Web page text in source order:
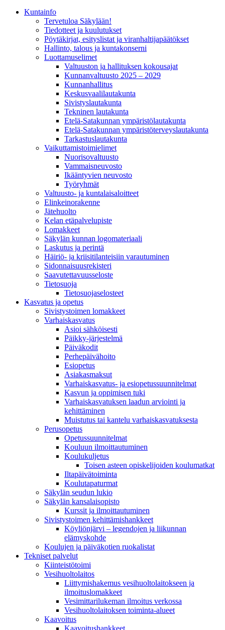
Kunta­info
Tervetuloa Säkylään!
Tiedotteet ja kuulutukset
Pöytäkirjat, esityslistat ja viranhaltijapäätökset
Hallinto, talous ja kuntakonserni
Luottamuselimet
Valtuuston ja hallituksen kokousajat
Kunnanvaltuusto 2025 – 2029
Kunnanhallitus
Keskusvaalilautakunta
Sivistyslautakunta
Tekninen lautakunta
Etelä-Satakunnan ympäristölautakunta
Etelä-Satakunnan ympäristöterveyslautakunta
Tarkastuslautakunta
Vaikuttamistoimielimet
Nuorisovaltuusto
Vammaisneuvosto
Ikääntyvien neuvosto
Työryhmät
Valtuusto- ja kuntalaisaloitteet
Elinkeinorakenne
Jätehuolto
Kelan etäpalvelupiste
Lomakkeet
Säkylän kunnan logomateriaali
Laskutus ja perintä
Häiriö- ja kriisitilanteisiin varautuminen
Sidonnaisuusrekisteri
Saavutettavuusseloste
Tietosuoja
Tietosuojaselosteet
Kasvatus ja opetus
Sivistystoimen lomakkeet
Varhaiskasvatus
Asioi sähköisesti
Päikky-järjestelmä
Päiväkodit
Perhepäivähoito
Esiopetus
Asiakasmaksut
Varhaiskasvatus- ja esiopetussuunnitelmat
Kasvun ja oppimisen tuki
Varhaiskasvatuksen laadun arviointi ja
kehittäminen
Muistutus tai kantelu varhaiskasvatuksesta
Perusopetus
Opetussuunnitelmat
Kouluun ilmoittautuminen
Koulukuljetus
Toisen asteen opiskelijoiden koulumatkat
Iltapäivätoiminta
Koulutapaturmat
Säkylän seudun lukio
Säkylän kansalaisopisto
Kurssit ja ilmoittautuminen
Sivistystoimen kehittämishankkeet
Köyliönjärvi – legendojen ja liikunnan
elämyskohde
Koulujen ja päiväkotien ruokalistat
Tekniset palvelut
Kiinteistötoimi
Vesihuoltolaitos
Liittymishakemus vesihuoltolaitokseen ja
ilmoituslomakkeet
Vesimittarilukeman ilmoitus verkossa
Vesihuoltolaitoksen toiminta-alueet
Kaavoitus
Kaavoitushankkeet